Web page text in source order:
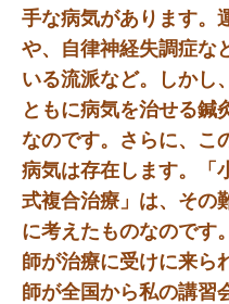
手な病気があります。
や、自律神経失調症な
いる流派など。しかし
ともに病気を治せる鍼
なのです。さらに、こ
病気は存在します。「
式複合治療」は、その
に考えたものなのです
師が治療に受けに来ら
師が全国から私の講習